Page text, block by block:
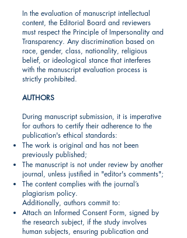
In the evaluation of manuscript intellectual
content, the Editorial Board and reviewers
must respect the Principle of Impersonality and
Transparency. Any discrimination based on
race, gender, class, nationality, religious
belief, or ideological stance that interferes
with the manuscript evaluation process is
strictly prohibited.
AUTHORS
During manuscript submission, it is imperative
for authors to certify their adherence to the
publication's ethical standards:
The work is original and has not been
previously published;
The manuscript is not under review by another
journal, unless justified in "editor's comments";
The content complies with the journal’s
plagiarism policy.
Additionally, authors commit to:
Attach an Informed Consent Form, signed by
the research subject, if the study involves
human subjects, ensuring publication and